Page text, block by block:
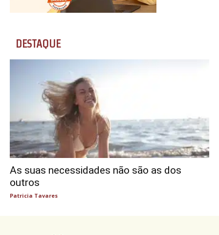
DESTAQUE
As suas necessidades não são as dos
outros
Patricia Tavares